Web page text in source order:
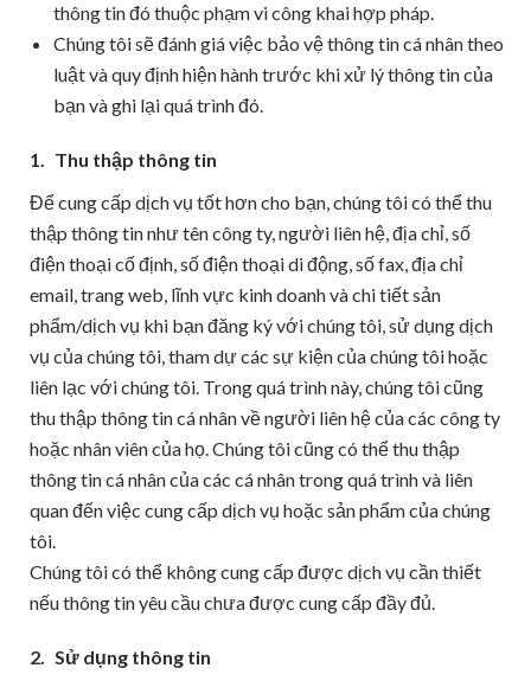
thông tin đó thuộc phạm vi công khai hợp pháp.
Chúng tôi sẽ đánh giá việc bảo vệ thông tin cá nhân theo
luật và quy định hiện hành trước khi xử lý thông tin của
bạn và ghi lại quá trình đó.
1. Thu thập thông tin
Để cung cấp dịch vụ tốt hơn cho bạn, chúng tôi có thể thu
thập thông tin như tên công ty, người liên hệ, địa chỉ, số
điện thoại cố định, số điện thoại di động, số fax, địa chỉ
email, trang web, lĩnh vực kinh doanh và chi tiết sản
phẩm/dịch vụ khi bạn đăng ký với chúng tôi, sử dụng dịch
vụ của chúng tôi, tham dự các sự kiện của chúng tôi hoặc
liên lạc với chúng tôi. Trong quá trình này, chúng tôi cũng
thu thập thông tin cá nhân về người liên hệ của các công ty
hoặc nhân viên của họ. Chúng tôi cũng có thể thu thập
thông tin cá nhân của các cá nhân trong quá trình và liên
quan đến việc cung cấp dịch vụ hoặc sản phẩm của chúng
tôi.
Chúng tôi có thể không cung cấp được dịch vụ cần thiết
nếu thông tin yêu cầu chưa được cung cấp đầy đủ.
2. Sử dụng thông tin